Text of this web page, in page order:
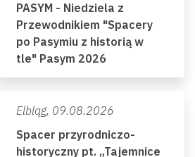
PASYM - Niedziela z
Przewodnikiem "Spacery
po Pasymiu z historią w
tle" Pasym 2026
Elbląg, 09.08.2026
Spacer przyrodniczo-
historyczny pt. „Tajemnice